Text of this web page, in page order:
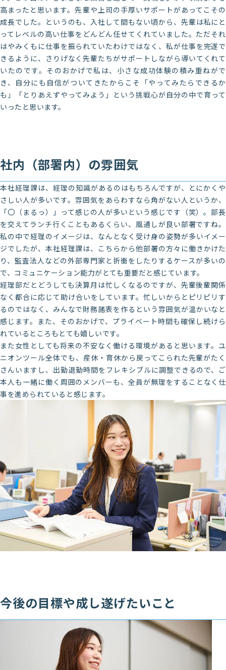
高まったと思います。先輩や上司の手厚いサポートがあってこその
成長でした。というのも、入社して間もない頃から、先輩は私にと
ってレベルの高い仕事をどんどん任せてくれていました。ただそれ
はやみくもに仕事を振られていたわけではなく、私が仕事を完遂で
きるように、さりげなく先輩たちがサポートしながら導いてくれて
いたのです。そのおかげで私は、小さな成功体験の積み重ねがで
き、自分にも自信がついてきたからこそ「やってみたらできるか
も」「とりあえずやってみよう」という挑戦心が自分の中で育って
いったと思います。
社内（部署内）の雰囲気
本社経理課は、経理の知識があるのはもちろんですが、とにかくや
さしい人が多いです。雰囲気をあらわすなら角がない人というか、
「〇（まるっ）」って感じの人が多いという感じです（笑）。部長
を交えてランチ行くこともあるくらい、風通しが良い部署ですね。
私の中で経理のイメージは、なんとなく受け身の姿勢が多いイメー
ジでしたが、本社経理課は、こちらから他部署の方々に働きかけた
り、監査法人などの外部専門家と折衝をしたりするケースが多いの
で、コミュニケーション能力がとても重要だと感じています。
経理部だとどうしても決算月は忙しくなるのですが、先輩後輩関係
なく都合に応じて助け合いをしています。忙しいからとピリピリす
るのではなく、みんなで財務諸表を作るという雰囲気が温かいなと
感じます。また、そのおかげで、プライベート時間も確保し続けら
れているところもとても嬉しいです。
また女性としても将来の不安なく働ける環境があると思います。ユ
ニオンツール全体でも、産休・育休から戻ってこられた先輩がたく
さんいますし、出勤退勤時間をフレキシブルに調整できるので、ご
本人も一緒に働く周囲のメンバーも、全員が無理をすることなく仕
事を進められていると感じます。
今後の目標や成し遂げたいこと